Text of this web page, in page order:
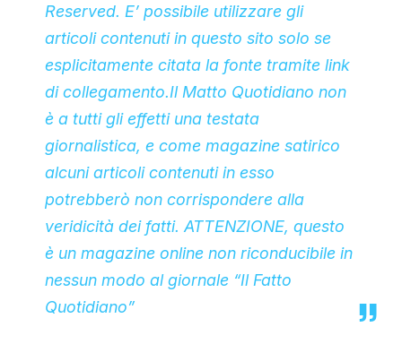
Reserved. E’ possibile utilizzare gli
articoli contenuti in questo sito solo se
esplicitamente citata la fonte tramite link
di collegamento.Il Matto Quotidiano non
è a tutti gli effetti una testata
giornalistica, e come magazine satirico
alcuni articoli contenuti in esso
potrebberò non corrispondere alla
veridicità dei fatti. ATTENZIONE, questo
è un magazine online non riconducibile in
nessun modo al giornale “Il Fatto
Quotidiano”